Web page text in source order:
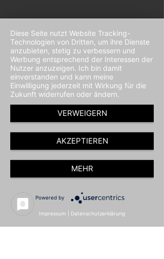
Diese Seite nutzt Website Tracking-
Technologien von Dritten, um ihre Dienste
anzubieten, stetig zu verbessern und
Werbung entsprechend der Interessen der
Nutzer anzuzeigen. Ich bin damit
einverstanden und kann meine
Einwilligung jederzeit mit Wirkung für die
Zukunft widerrufen oder ändern.
VERWEIGERN
AKZEPTIEREN
MEHR
Powered by
Impressum Datenschutzerklärung